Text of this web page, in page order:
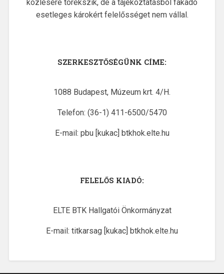
közlésére törekszik, de a tájékoztatásból fakadó
esetleges károkért felelősséget nem vállal.
SZERKESZTŐSÉGÜNK CÍME:
1088 Budapest, Múzeum krt. 4/H.
Telefon: (36-1) 411-6500/5470
E-mail: pbu [kukac] btkhok.elte.hu
FELELŐS KIADÓ:
ELTE BTK Hallgatói Önkormányzat
E-mail: titkarsag [kukac] btkhok.elte.hu